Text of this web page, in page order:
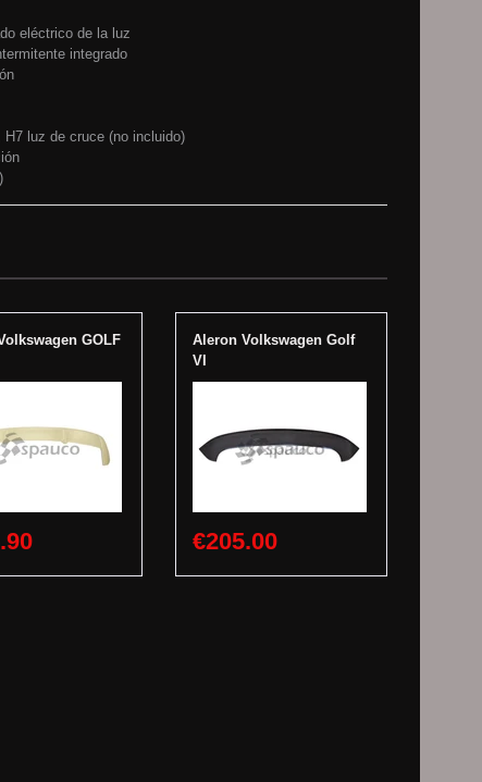
eléctrico de la luz
integrado
H7 luz de cruce (no incluido)
GOLF
Aleron Volkswagen Golf
VI
€205.00